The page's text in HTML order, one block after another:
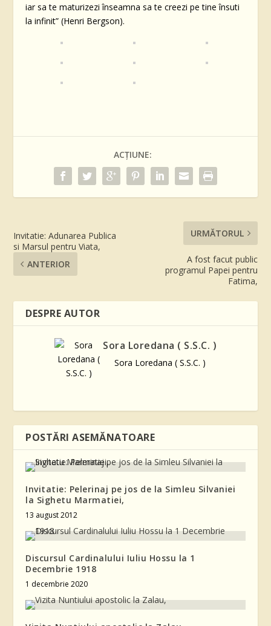
iar sa te maturizezi înseamna sa te creezi pe tine însuti
la infinit” (Henri Bergson).
ACȚIUNE:
Invitatie: Adunarea Publica
si Marsul pentru Viata,
ANTERIOR
URMĂTORUL
A fost facut public
programul Papei pentru
Fatima,
DESPRE AUTOR
Sora Loredana ( S.S.C. )
Sora Loredana ( S.S.C. )
POSTĂRI ASEMĂNATOARE
Invitatie: Pelerinaj pe jos de la Simleu Silvaniei
la Sighetu Marmatiei,
13 august 2012
Discursul Cardinalului Iuliu Hossu la 1
Decembrie 1918
1 decembrie 2020